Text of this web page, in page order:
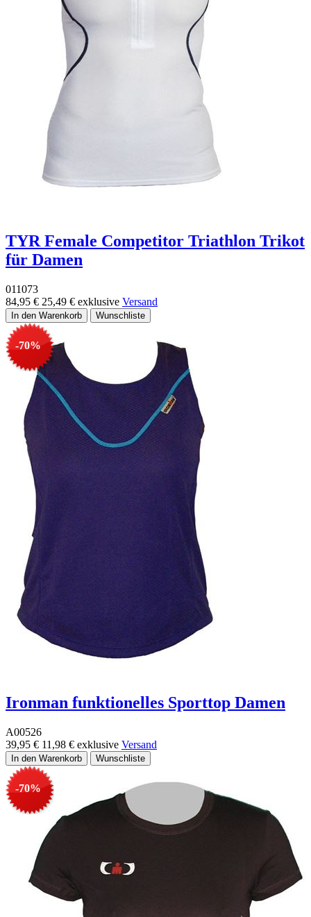
TYR Female Competitor Triathlon Trikot
für Damen
011073
84,95 € 25,49 € exklusive Versand
-70%
Ironman funktionelles Sporttop Damen
A00526
39,95 € 11,98 € exklusive Versand
-70%